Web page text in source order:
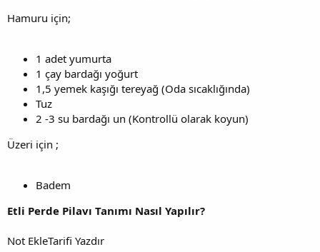
Hamuru için;
1 adet yumurta
1 çay bardağı yoğurt
1,5 yemek kaşığı tereyağ (Oda sıcaklığında)
Tuz
2 -3 su bardağı un (Kontrollü olarak koyun)
Üzeri için ;
Badem
Etli Perde Pilavı Tanımı Nasıl Yapılır?
Not EkleTarifi Yazdır